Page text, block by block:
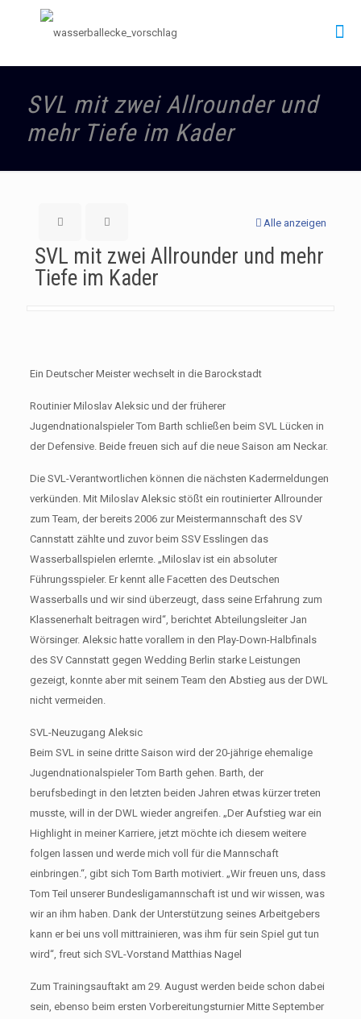
SVL mit zwei Allrounder und
mehr Tiefe im Kader
Alle anzeigen
SVL mit zwei Allrounder und mehr
Tiefe im Kader
Ein Deutscher Meister wechselt in die Barockstadt
Routinier Miloslav Aleksic und der früherer
Jugendnationalspieler Tom Barth schließen beim SVL Lücken in
der Defensive. Beide freuen sich auf die neue Saison am Neckar.
Die SVL-Verantwortlichen können die nächsten Kaderrneldungen
verkünden. Mit Miloslav Aleksic stößt ein routinierter Allrounder
zum Team, der bereits 2006 zur Meistermannschaft des SV
Cannstatt zählte und zuvor beim SSV Esslingen das
Wasserballspielen erlernte. „Miloslav ist ein absoluter
Führungsspieler. Er kennt alle Facetten des Deutschen
Wasserballs und wir sind überzeugt, dass seine Erfahrung zum
Klassenerhalt beitragen wird“, berichtet Abteilungsleiter Jan
Wörsinger. Aleksic hatte vorallem in den Play-Down-Halbfinals
des SV Cannstatt gegen Wedding Berlin starke Leistungen
gezeigt, konnte aber mit seinem Team den Abstieg aus der DWL
nicht vermeiden.
SVL-Neuzugang Aleksic
Beim SVL in seine dritte Saison wird der 20-jährige ehemalige
Jugendnationalspieler Tom Barth gehen. Barth, der
berufsbedingt in den letzten beiden Jahren etwas kürzer treten
musste, will in der DWL wieder angreifen. „Der Aufstieg war ein
Highlight in meiner Karriere, jetzt möchte ich diesem weitere
folgen lassen und werde mich voll für die Mannschaft
einbringen.“, gibt sich Tom Barth motiviert. „Wir freuen uns, dass
Tom Teil unserer Bundesligamannschaft ist und wir wissen, was
wir an ihm haben. Dank der Unterstützung seines Arbeitgebers
kann er bei uns voll mittrainieren, was ihm für sein Spiel gut tun
wird“, freut sich SVL-Vorstand Matthias Nagel
Zum Trainingsauftakt am 29. August werden beide schon dabei
sein, ebenso beim ersten Vorbereitungsturnier Mitte September